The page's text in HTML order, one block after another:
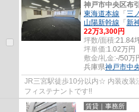
神戸市中央区布
東海道本線 「 三
山陽新幹線 「 新
22万3,300円
坪数/面積:21.84
坪単価:1.02万円
敷金/礼金:-/50万
兵庫県神戸市中
JR三宮駅徒歩10分以内☆ 内装改
フィステナントです!!
賃貸｜事務所